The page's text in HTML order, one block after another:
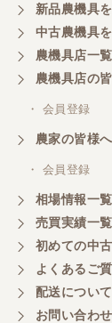
山梨県／
商談成
山梨県
このた
山梨県
大変い
新品農機具
中古農機具
農機具店一覧
農機具店の
・ 会員登録
農家の皆様へ
・ 会員登録
相場情報一覧
売買実績一覧
初めての中
よくあるご
配送について
お問い合わせ